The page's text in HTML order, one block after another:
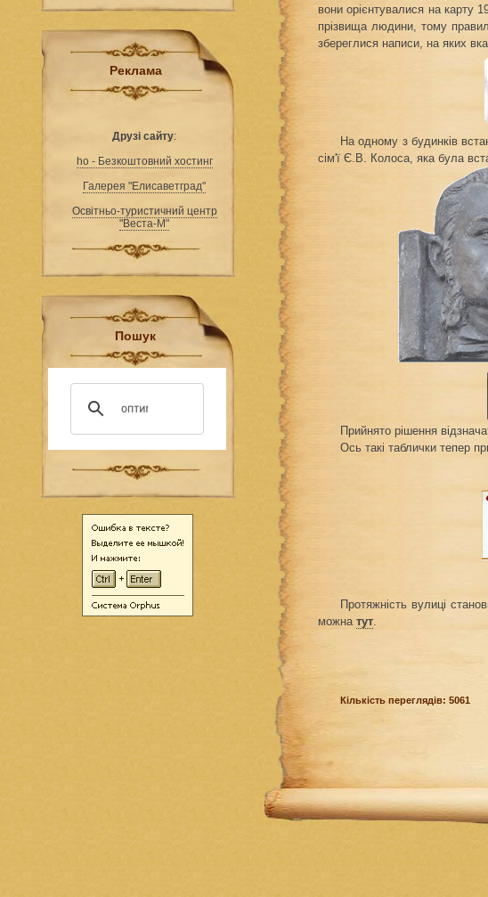
Реклама
Друзі сайту:
ho - Безкоштовний хостинг
Галерея "Елисаветград"
Освітньо-туристичний центр
"Веста-М"
Пошук
вони орієнтувалися на карту
прізвища людини, тому
збереглися написи, на яких
На одному з будинків
сім'ї Є.В. Колоса, яка була
Прийнято рішення
Ось такі таблички тепер
Протяжність вулиці
можна тут.
Кількість переглядів: 5061